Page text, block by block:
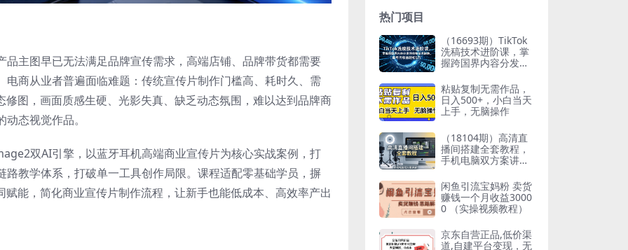
主图早已无法满足品牌宣传需求，高端店铺、品牌带货都需要
商从业者普遍面临难题：传统宣传片制作门槛高、耗时久、需
图，画面质感生硬、光影失真、缺乏动态氛围，难以达到品牌商
态视觉作品。
双AI引擎，以蓝牙耳机高端商业宣传片为核心实战案例，打
教学体系，打破单一工具创作局限。课程适配零基础学员，摒
能，简化商业宣传片制作流程，让新手也能低成本、高效率产出
热门项目
（16693期）TikTok
洗稿技术进阶课，掌
握跨国界内容分发的
月收益轻松5万
粘贴复制无需作品，
日入500+，小白当天
上手，无脑操作
（18104期）高清直
播间搭建全套教程，
手机电脑双方案讲
机位实操教学
闲鱼引流宝妈粉 卖货
赚钱一个月收益3000
0 （实操视频教程）
京东自营正品,低价渠
道,自建平台变现，无